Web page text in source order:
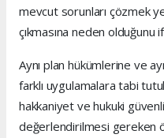
mevcut sorunları çözmek
çıkmasına neden olduğunu
Aynı plan hükümlerine ve
farklı uygulamalara tabi
hakkaniyet ve hukuki
değerlendirilmesi gereken